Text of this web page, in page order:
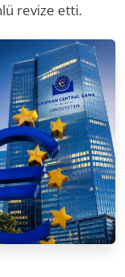
revize etti.